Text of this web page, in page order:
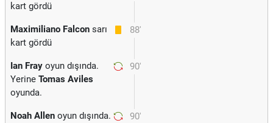
kart gördü
88'
Maximiliano Falcon sarı
kart gördü
90'
Ian Fray oyun dışında.
Yerine Tomas Aviles
oyunda.
90'
Noah Allen oyun dışında.